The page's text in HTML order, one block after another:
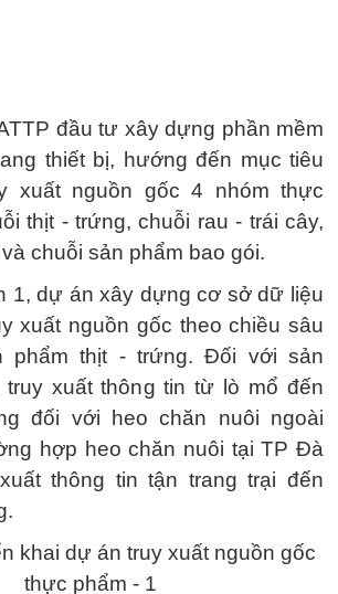
đầu tư xây dựng phần mềm
thiết bị, hướng đến mục tiêu
xuất nguồn gốc 4 nhóm thực
thịt - trứng, chuỗi rau - trái cây,
chuỗi sản phẩm bao gói.
1, dự án xây dựng cơ sở dữ liệu
xuất nguồn gốc theo chiều sâu
phẩm thịt - trứng. Đối với sản
truy xuất thông tin từ lò mổ đến
đối với heo chăn nuôi ngoài
hợp heo chăn nuôi tại TP Đà
thông tin tận trang trại đến